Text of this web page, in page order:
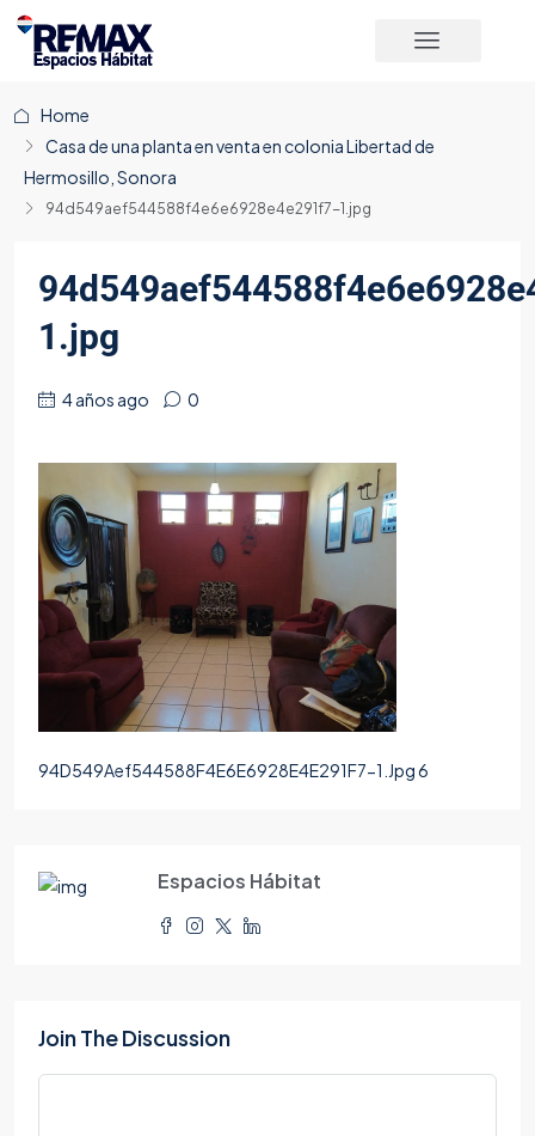
Home
Casa de una planta en venta en colonia Libertad de
Hermosillo, Sonora
94d549aef544588f4e6e6928e4e291f7-1.jpg
1.jpg
4 años ago 0
94D549Aef544588F4E6E6928E4E291F7-1.Jpg 6
Espacios Hábitat
Join The Discussion